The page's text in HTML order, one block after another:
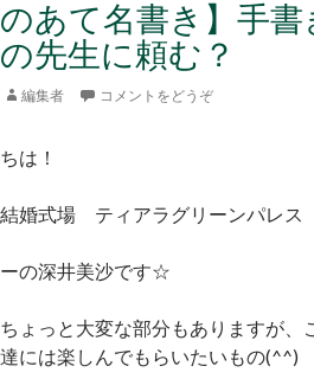
あて名書き】手書
先生に頼む？
編集者 コメントをどうぞ
んにちは！
婚式場 ティアラグリーンパレス
の深井美沙です☆
ょっと大変な部分もありますが、
には楽しんでもらいたいもの(^^)